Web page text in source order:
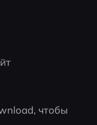
чтобы